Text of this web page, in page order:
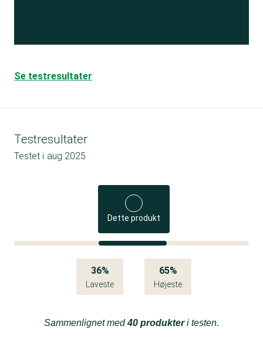
Se testresultater
Testresultater
Testet i aug 2025
Dette produkt
36%
Laveste
65%
Højeste
Sammenlignet med40 produkteri testen.